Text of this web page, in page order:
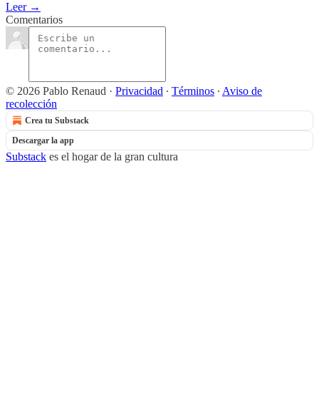
Leer →
Comentarios
© 2026 Pablo Renaud · Privacidad ∙ Términos ∙ Aviso de
recolección
Crea tu Substack
Descargar la app
Substack es el hogar de la gran cultura